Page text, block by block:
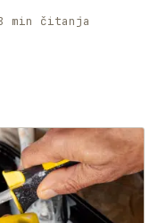
min čitanja